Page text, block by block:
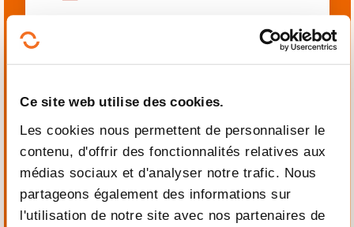
Ce site web utilise des cookies.
Les cookies nous permettent de personnaliser le
contenu, d'offrir des fonctionnalités relatives aux
médias sociaux et d'analyser notre trafic. Nous
partageons également des informations sur
l'utilisation de notre site avec nos partenaires de
Langues
Mécanique,